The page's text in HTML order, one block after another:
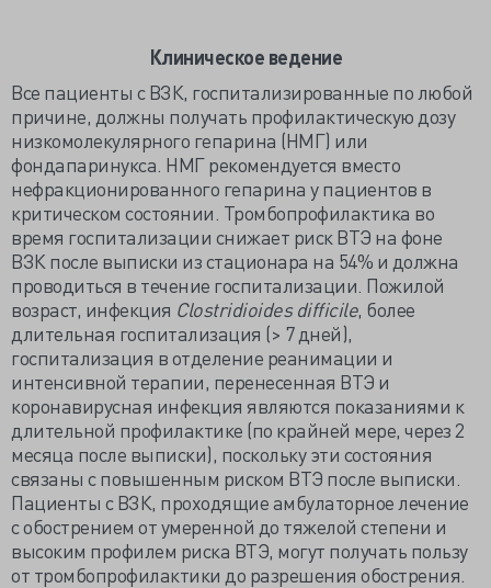
Клиническое ведение
Все пациенты с ВЗК, госпитализированные по любой
причине, должны получать профилактическую дозу
низкомолекулярного гепарина (НМГ) или
фондапаринукса. НМГ рекомендуется вместо
нефракционированного гепарина у пациентов в
критическом состоянии. Тромбопрофилактика во
время госпитализации снижает риск ВТЭ на фоне
ВЗК после выписки из стационара на 54% и должна
проводиться в течение госпитализации. Пожилой
возраст, инфекция Clostridioides difficile, более
длительная госпитализация (> 7 дней),
госпитализация в отделение реанимации и
интенсивной терапии, перенесенная ВТЭ и
коронавирусная инфекция являются показаниями к
длительной профилактике (по крайней мере, через 2
месяца после выписки), поскольку эти состояния
связаны с повышенным риском ВТЭ после выписки.
Пациенты с ВЗК, проходящие амбулаторное лечение
с обострением от умеренной до тяжелой степени и
высоким профилем риска ВТЭ, могут получать пользу
от тромбопрофилактики до разрешения обострения.